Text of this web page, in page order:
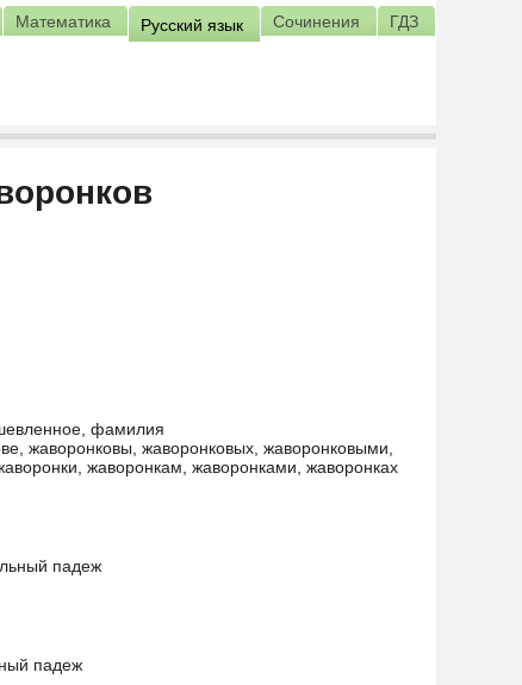
Математика Русский язык Сочинения ГДЗ
фамилия
жаворонковы, жаворонковых, жаворонковыми,
жаворонкам, жаворонками, жаворонках
падеж
падеж